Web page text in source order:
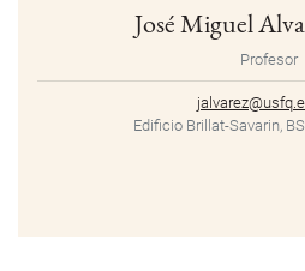
José Miguel
Profesor
Edificio Brillat-Savarin,